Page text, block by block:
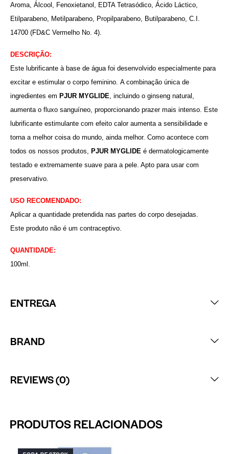
Aroma, Álcool, Fenoxietanol, EDTA Tetrasódico, Ácido Láctico,
Etilparabeno, Metilparabeno, Propilparabeno, Butilparabeno, C.I.
14700 (FD&C Vermelho No. 4).
DESCRIÇÃO:
Este lubrificante à base de água foi desenvolvido especialmente para
excitar e estimular o corpo feminino. A combinação única de
ingredientes em PJUR MYGLIDE , incluindo o ginseng natural,
aumenta o fluxo sanguíneo, proporcionando prazer mais intenso. Este
lubrificante estimulante com efeito calor aumenta a sensibilidade e
torna a melhor coisa do mundo, ainda melhor. Como acontece com
todos os nossos produtos,
PJUR MYGLIDE é dermatologicamente
testado e extremamente suave para a pele. Apto para usar com
preservativo.
USO RECOMENDADO:
Aplicar a quantidade pretendida nas partes do corpo desejadas.
Este produto não é um contraceptivo.
QUANTIDADE:
100ml.
ENTREGA
BRAND
REVIEWS (0)
PRODUTOS RELACIONADOS